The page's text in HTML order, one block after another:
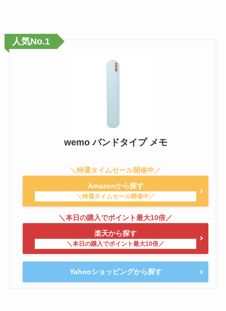
wemo バンドタイプ メモ
Amazonから探す
楽天から探す
Yahooショッピングから探す
人気No.1